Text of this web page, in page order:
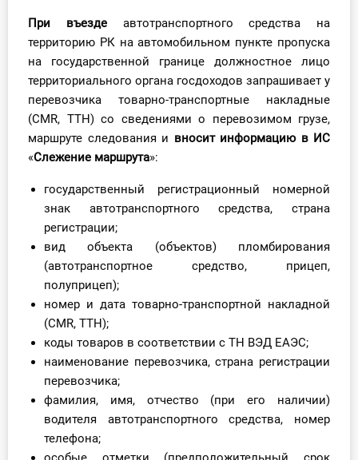
Тестирование для
бухгалтера
При въездеавтотранспортного средства на
территорию РК на автомобильном пункте пропуска
на государственной границе должностное лицо
территориального органа госдоходов запрашивает у
перевозчика товарно-транспортные накладные
(CMR, ТТН) со сведениями о перевозимом грузе,
маршруте следования и вносит информацию в ИС
«Слежение маршрута»:
государственный регистрационный номерной
знак автотранспортного средства, страна
регистрации;
вид объекта (объектов) пломбирования
(автотранспортное средство, прицеп,
полуприцеп);
номер и дата товарно-транспортной накладной
(CMR, ТТН);
коды товаров в соответствии с ТН ВЭД ЕАЭС;
наименование перевозчика, страна регистрации
перевозчика;
фамилия, имя, отчество (при его наличии)
водителя автотранспортного средства, номер
телефона;